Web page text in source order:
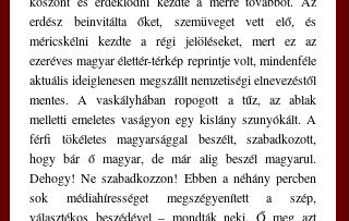
erdész beinvitálta őket, szemüveget vett elő, és
méricskélni kezdte a régi jelöléseket, mert ez az
ezeréves magyar élettér-térkép reprintje volt, mindenféle
aktuális ideiglenesen megszállt nemzetiségi elnevezéstől
mentes. A vaskályhában ropogott a tűz, az ablak
melletti emeletes vaságyon egy kislány szunyókált. A
férfi tökéletes magyarsággal beszélt, szabadkozott,
hogy bár ő magyar, de már alig beszél magyarul.
Dehogy! Ne szabadkozzon! Ebben a néhány percben
sok médiahírességet megszégyenített a szép,
választékos beszédével – mondták neki. Ő meg azt